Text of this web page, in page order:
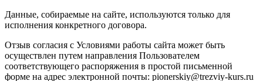
Данные, собираемые на сайте, используются только для
исполнения конкретного договора.
Отзыв согласия с Условиями работы сайта может быть
осуществлен путем направления Пользователем
соответствующего распоряжения в простой письменной
форме на адрес электронной почты: pionerskiy@trezviy-kurs.ru